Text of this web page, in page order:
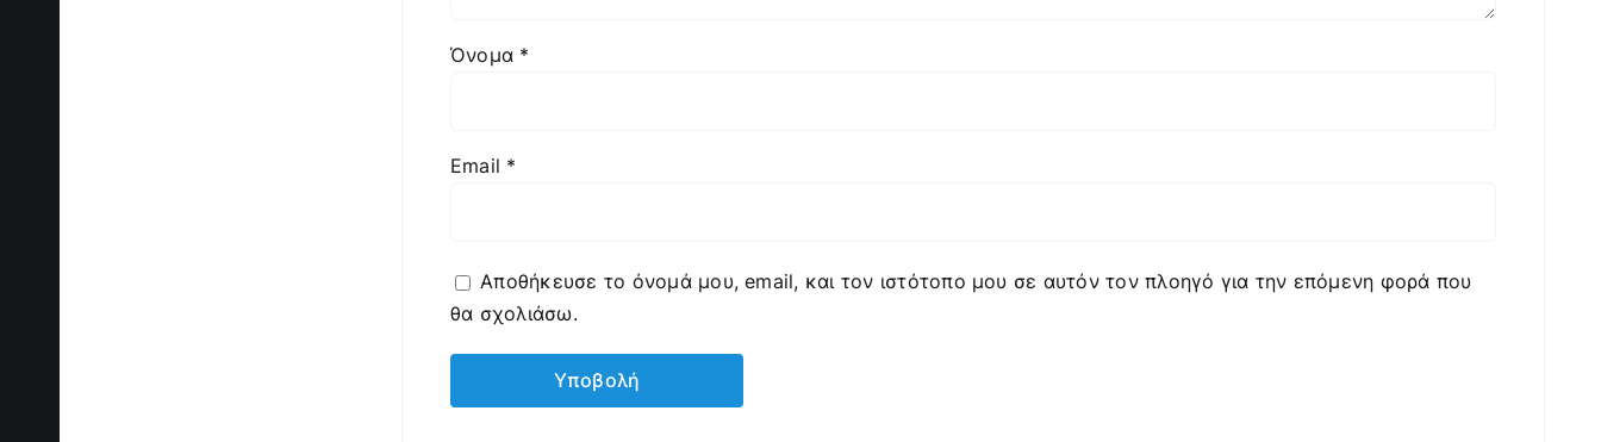
Όνομα *
Email *
Αποθήκευσε το όνομά μου, email, και τον ιστότοπο μου σε αυτόν τον πλοηγό για την επόμενη φορά που
θα σχολιάσω.